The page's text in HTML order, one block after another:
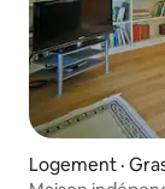
Logement ·